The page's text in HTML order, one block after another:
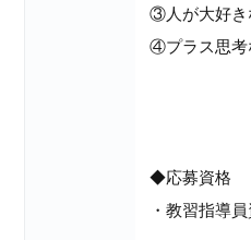
③人が大好き
④プラス思考
◆応募資格
・教習指導